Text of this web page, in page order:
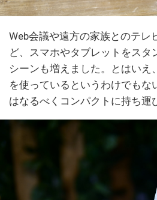
Web会議や遠方の家族とのテレ
ど、スマホやタブレットをスタ
シーンも増えました。とはいえ
を使っているというわけでもな
はなるべくコンパクトに持ち運